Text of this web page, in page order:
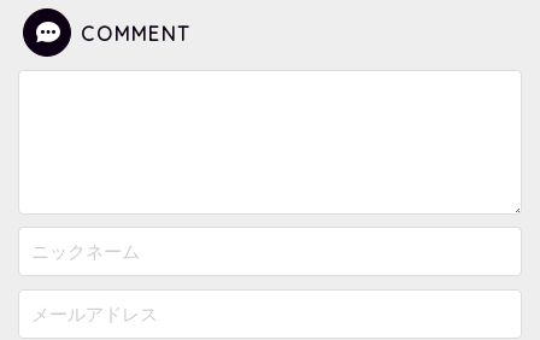
COMMENT